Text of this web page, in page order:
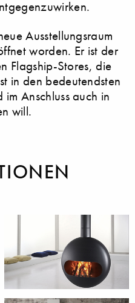
Ausstellungsraum
worden. Er ist der
Flagship-Stores, die
in den bedeutendsten
Anschluss auch in
will.